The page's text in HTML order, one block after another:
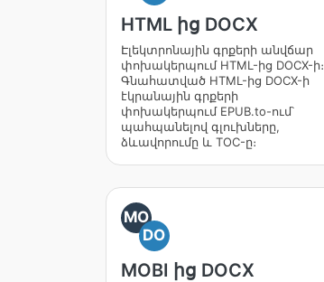
HTML ից DOCX
Էլեկտրոնային գրքերի անվճար
փոխակերպում HTML-ից DOCX-ի։
Գնահատված HTML-ից DOCX-ի
էկրանային գրքերի
փոխակերպում EPUB.to-ում՝
պահպանելով գլուխները,
ձևավորումը և TOC-ը։
MO
DO
MOBI ից DOCX